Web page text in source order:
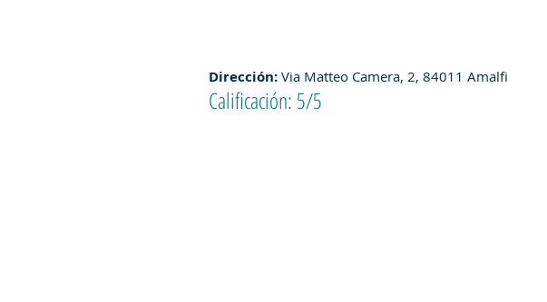
Dirección: Via Matteo Camera, 2, 84011 Amalfi
Calificación: 5/5